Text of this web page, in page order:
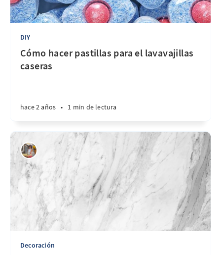
DIY
Cómo hacer pastillas para el lavavajillas
caseras
hace 2 años • 1 min de lectura
Decoración